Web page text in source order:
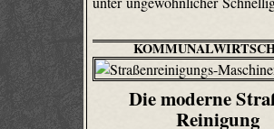
Die moderne
Reinigung